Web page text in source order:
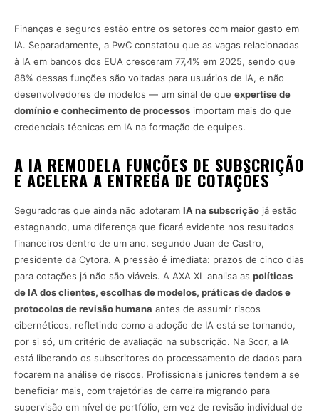
Finanças e seguros estão entre os setores com maior gasto em
IA. Separadamente, a PwC constatou que as vagas relacionadas
à IA em bancos dos EUA cresceram 77,4% em 2025, sendo que
88% dessas funções são voltadas para usuários de IA, e não
desenvolvedores de modelos — um sinal de que expertise de
domínio e conhecimento de processos importam mais do que
credenciais técnicas em IA na formação de equipes.
A IA REMODELA FUNÇÕES DE SUBSCRIÇÃO
E ACELERA A ENTREGA DE COTAÇÕES
Seguradoras que ainda não adotaram IA na subscrição já estão
estagnando, uma diferença que ficará evidente nos resultados
financeiros dentro de um ano, segundo Juan de Castro,
presidente da Cytora. A pressão é imediata: prazos de cinco dias
para cotações já não são viáveis. A AXA XL analisa as políticas
de IA dos clientes, escolhas de modelos, práticas de dados e
protocolos de revisão humana antes de assumir riscos
cibernéticos, refletindo como a adoção de IA está se tornando,
por si só, um critério de avaliação na subscrição. Na Scor, a IA
está liberando os subscritores do processamento de dados para
focarem na análise de riscos. Profissionais juniores tendem a se
beneficiar mais, com trajetórias de carreira migrando para
supervisão em nível de portfólio, em vez de revisão individual de